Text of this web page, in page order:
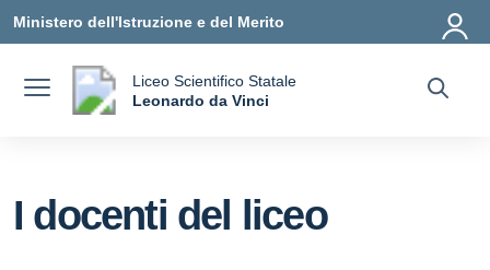
Ministero dell'Istruzione e del Merito
Liceo Scientifico Statale
Leonardo da Vinci
I docenti del liceo